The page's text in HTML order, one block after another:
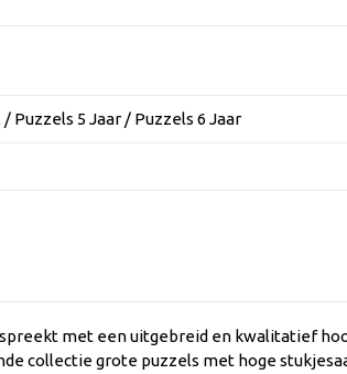
Puzzels 5 Jaar / Puzzels 6 Jaar
met een uitgebreid en kwalitatief
collectie grote puzzels met hoge